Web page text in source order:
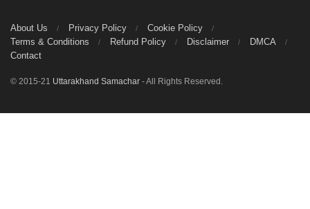
About Us Privacy Policy
Cookie Policy
Terms & Conditions
Refund Policy Disclaimer
DMCA
Contact
© 2015-21 Uttarakhand Samachar - All Rights Reserved.